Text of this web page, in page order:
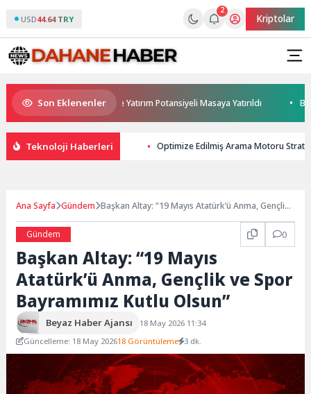
USD44.64 TRY
2
Kriptolar
Son Eklenenler
Haymana’nın Geleceği ve Yatırım Potansiyeli Masaya Yatırıldı
Teknoloji Haberleri Optimize Edilmiş Arama Motoru
Ana Sayfa Gündem Başkan Altay: “19 Mayıs Atatürk’ü Anma, Gençlik
Gündem
0
Başkan Altay: “19 Mayıs
Atatürk’ü Anma, Gençlik ve Spor
Bayramımız Kutlu Olsun”
Beyaz Haber Ajansı
18 May 2026 11:34
Güncelleme: 18 May 202618 Görüntüleme 3 dk.